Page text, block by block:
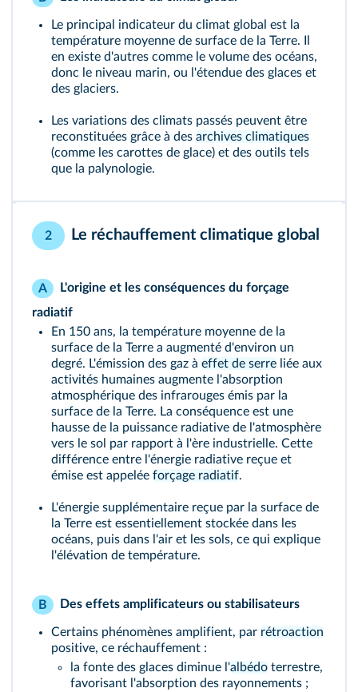
Le principal indicateur du climat global est la
température moyenne de surface de la Terre. Il
en existe d'autres comme le volume des océans,
donc le niveau marin, ou l'étendue des glaces et
des glaciers.
Les variations des climats passés peuvent être
reconstituées grâce à des archives climatiques
(comme les carottes de glace) et des outils tels
que la palynologie.
2 Le réchauffement climatique global
A
L'origine et les conséquences du forçage
radiatif
En 150 ans, la température moyenne de la
surface de la Terre a augmenté d'environ un
degré. L'émission des gaz à effet de serre liée aux
activités humaines augmente l'absorption
atmosphérique des infrarouges émis par la
surface de la Terre. La conséquence est une
hausse de la puissance radiative de l'atmosphère
vers le sol par rapport à l'ère industrielle. Cette
différence entre l'énergie radiative reçue et
émise est appelée forçage radiatif.
L'énergie supplémentaire reçue par la surface de
la Terre est essentiellement stockée dans les
océans, puis dans l'air et les sols, ce qui explique
l'élévation de température.
B Des effets amplificateurs ou stabilisateurs
Certains phénomènes amplifient, par rétroaction
positive, ce réchauffement :
la fonte des glaces diminue l'albédo terrestre,
favorisant l'absorption des rayonnements ;